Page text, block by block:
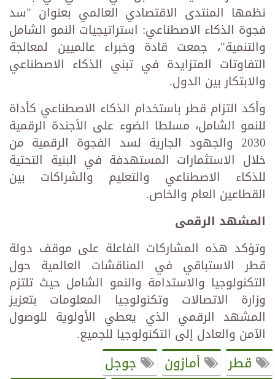
نظمها المنتدى الاقتصادي العالمي بعنوان "سد
فجوة الذكاء الاصطناعي: استراتيجيات النمو الشامل
والتنمية"، جمعت قادة وخبراء عالميين لمعالجة
التفاوتات المتزايدة في تبني الذكاء الاصطناعي
والابتكار بين الدول.
وأكد التزام قطر باستخدام الذكاء الاصطناعي كأداة
للنمو الشامل، مسلطا الضوء على الأجندة الرقمية
2030 والجهود الجارية لسد الفجوة الرقمية من
خلال الاستثمارات المستهدفة في البنية التحتية
للذكاء الاصطناعي والتعليم والشراكات بين
القطاعين العام والخاص.
المشهد الرقمى
وتؤكد هذه المشاركات الفاعلة على موقف دولة
قطر الاستباقي في المناقشات العالمية حول
التكنولوجيا والاستدامة والنمو الشامل حيث تلتزم
وزارة الاتصالات وتكنولوجيا المعلومات بتعزيز
المشهد الرقمي الذي يعطي الأولوية للوصول
الآمن والعادل إلى التكنولوجيا للجميع.
قطر أمازون
جوجل